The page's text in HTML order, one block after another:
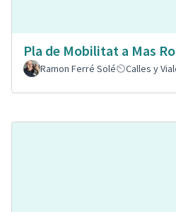
Pla de Mobilitat a Mas
Ramon Ferré Solé
Calles y